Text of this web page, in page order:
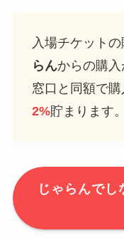
入場チケット
らんからの購入
窓口と同額で
2%貯まります。
じゃらんでし